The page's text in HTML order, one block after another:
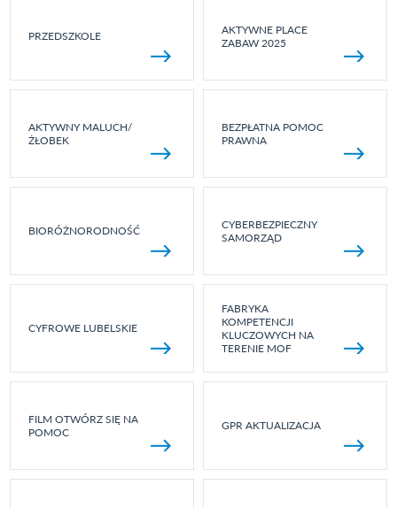
PRZEDSZKOLE
AKTYWNE PLACE
ZABAW 2025
AKTYWNY MALUCH/
ŻŁOBEK
BEZPŁATNA POMOC
PRAWNA
BIORÓŻNORODNOŚĆ
CYBERBEZPIECZNY
SAMORZĄD
CYFROWE LUBELSKIE
FABRYKA
KOMPETENCJI
KLUCZOWYCH NA
TERENIE MOF
FILM OTWÓRZ SIĘ NA
POMOC
GPR AKTUALIZACJA